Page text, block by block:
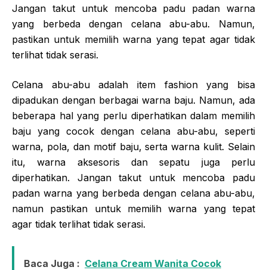
Jangan takut untuk mencoba padu padan warna
yang berbeda dengan celana abu-abu. Namun,
pastikan untuk memilih warna yang tepat agar tidak
terlihat tidak serasi.
Celana abu-abu adalah item fashion yang bisa
dipadukan dengan berbagai warna baju. Namun, ada
beberapa hal yang perlu diperhatikan dalam memilih
baju yang cocok dengan celana abu-abu, seperti
warna, pola, dan motif baju, serta warna kulit. Selain
itu, warna aksesoris dan sepatu juga perlu
diperhatikan. Jangan takut untuk mencoba padu
padan warna yang berbeda dengan celana abu-abu,
namun pastikan untuk memilih warna yang tepat
agar tidak terlihat tidak serasi.
Baca Juga : Celana Cream Wanita Cocok